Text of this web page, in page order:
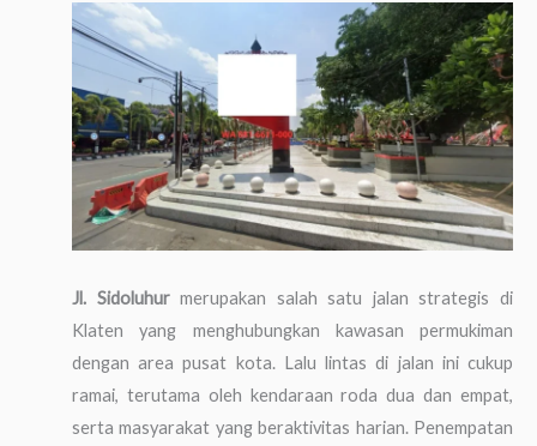
Jl. Sidoluhurmerupakan salah satu jalan strategis di
Klaten yang menghubungkan kawasan permukiman
dengan area pusat kota. Lalu lintas di jalan ini cukup
ramai, terutama oleh kendaraan roda dua dan empat,
serta masyarakat yang beraktivitas harian. Penempatan